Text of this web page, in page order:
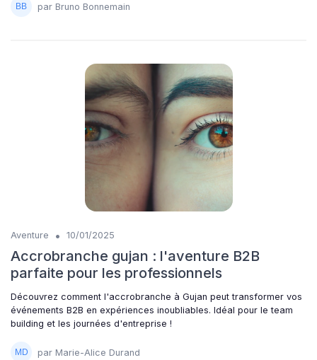
par Bruno Bonnemain
Aventure • 10/01/2025
Accrobranche gujan : l'aventure B2B
parfaite pour les professionnels
Découvrez comment l'accrobranche à Gujan peut transformer vos
événements B2B en expériences inoubliables. Idéal pour le team
building et les journées d'entreprise !
par Marie-Alice Durand